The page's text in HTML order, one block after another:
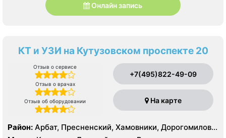
Онлайн запись
КТ и УЗИ на Кутузовском проспекте 20
Отзыв о сервисе
Отзыв о врачах
Отзыв об оборудовании
+7(495)822-49-09
На карте
Район: Арбат, Пресненский, Хамовники, Дорогомилово,